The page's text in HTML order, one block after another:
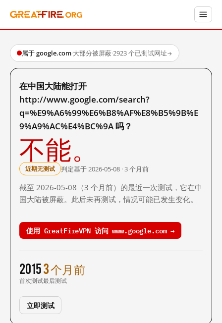
属于 google.com·大部分被屏蔽·2923 个已测试网址→
在中国大陆能打开
http://www.google.com/search?
q=%E9%A6%99%E6%B8%AF%E8%B5%9B%E
9%A9%AC%E4%BC%9A 吗？
不能。
近期无测试 判定基于 2026-05-08 · 3 个月前
截至 2026-05-08（3 个月前）的最近一次测试，它在中
国大陆被屏蔽。此后未再测试，情况可能已发生变化。
使用 GreatFireVPN 访问 www.google.com →
2015
首次测试
3 个月前
最后测试
立即测试